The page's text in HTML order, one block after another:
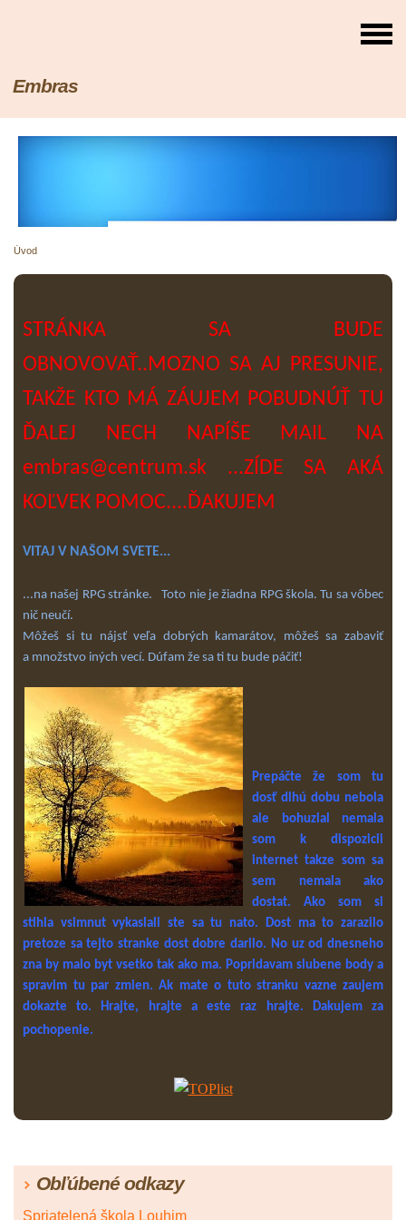
Embras
Úvod
STRÁNKA SA BUDE
OBNOVOVAŤ..MOZNO SA AJ PRESUNIE,
TAKŽE KTO MÁ ZÁUJEM POBUDNÚŤ TU
ĎALEJ NECH NAPÍŠE MAIL NA
embras@centrum.sk ...ZÍDE SA AKÁ
KOĽVEK POMOC....ĎAKUJEM
VITAJ V NAŠOM SVETE...
...na našej RPG stránke. Toto nie je žiadna RPG škola. Tu sa vôbec
nič neučí.
Môžeš si tu nájsť veľa dobrých kamarátov, môžeš sa zabaviť
a množstvo iných vecí. Dúfam že sa ti tu bude páčiť!
Prepáčte že som tu
dosť dlhú dobu nebola
ale bohuzial nemala
som k dispozicii
internet takze som sa
sem nemala ako
dostat. Ako som si
stihla vsimnut vykaslali ste sa tu nato. Dost ma to zarazilo
pretoze sa tejto stranke dost dobre darilo. No uz od dnesneho
zna by malo byt vsetko tak ako ma. Popridavam slubene body a
spravim tu par zmien. Ak mate o tuto stranku vazne zaujem
dokazte to. Hrajte, hrajte a este raz hrajte. Dakujem za
pochopenie.
Obľúbené odkazy
Spriatelená škola Louhim